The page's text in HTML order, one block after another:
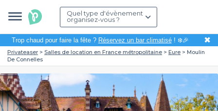
Quel type d'évènement
organisez-vous ?
Trop chaud pour faire la fête ? Réservez un bar climatisé! ❄️🎉 ✖
Privateaser Salles de location en France métropolitaine Eure
Moulin
De Connelles